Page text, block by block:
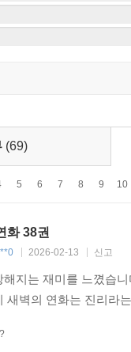
(69)
5 6 7 8 9 10
화 38권
2026-02-13 신고
해지는 재미를 느꼈습
새벽의 연화는 진리라